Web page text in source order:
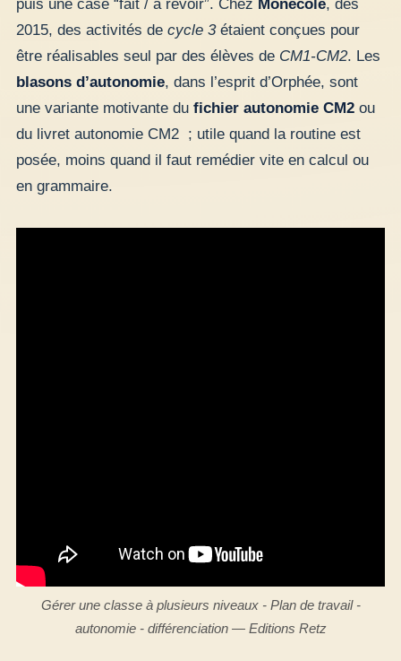
puis une case “fait / à revoir”. Chez Monecole, dès
2015, des activités de cycle 3étaient conçues pour
être réalisables seul par des élèves de CM1-CM2. Les
blasons d’autonomie, dans l’esprit d’Orphée, sont
une variante motivante du fichier autonomie CM2 ou
du livret autonomie CM2 ; utile quand la routine est
posée, moins quand il faut remédier vite en calcul ou
en grammaire.
Gérer une classe à plusieurs niveaux - Plan de travail -
autonomie - différenciation — Editions Retz